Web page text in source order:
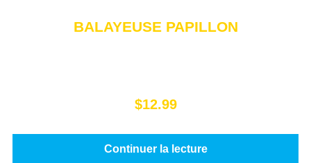
BALAYEUSE PAPILLON
$12.99
Continuer la lecture